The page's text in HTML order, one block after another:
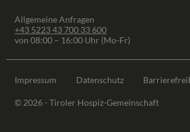
Allgemeine Anfragen
+43 5223 43 700 33 600
von 08:00 – 16:00 Uhr (Mo-Fr)
Impressum Datenschutz
© 2026 - Tiroler Hospiz-Gemeinschaft